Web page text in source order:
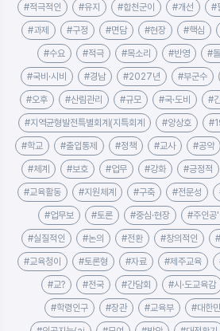
#적극적인 #유지 #합천군이 #개선 #
#과제 #구정 #면담 #현장 #핵심
#수요 #적극 #목소리 #반영 #
#국비·시비 #경남 #2027년 #부군수
#오후 #산림관리 #규모 #국·도비 #
#지역균형발전특별회계(지특회계 #양상호
#학교 #출입통제 #정책 #교사 #공약
#체계 #보호 #업무 #강화 #긍정적
#교육활동 #지원체계 #구축 #전문성
#업무보 #토론 #중심·현장 #주인공'
#실질적인 #논의 #전환 #창의적인
#교육청이 #토론형 #자료 #제주교육
#교? #전국 #간담회 #시·도교육감
#학령인구 #장관 #교육부 #대한